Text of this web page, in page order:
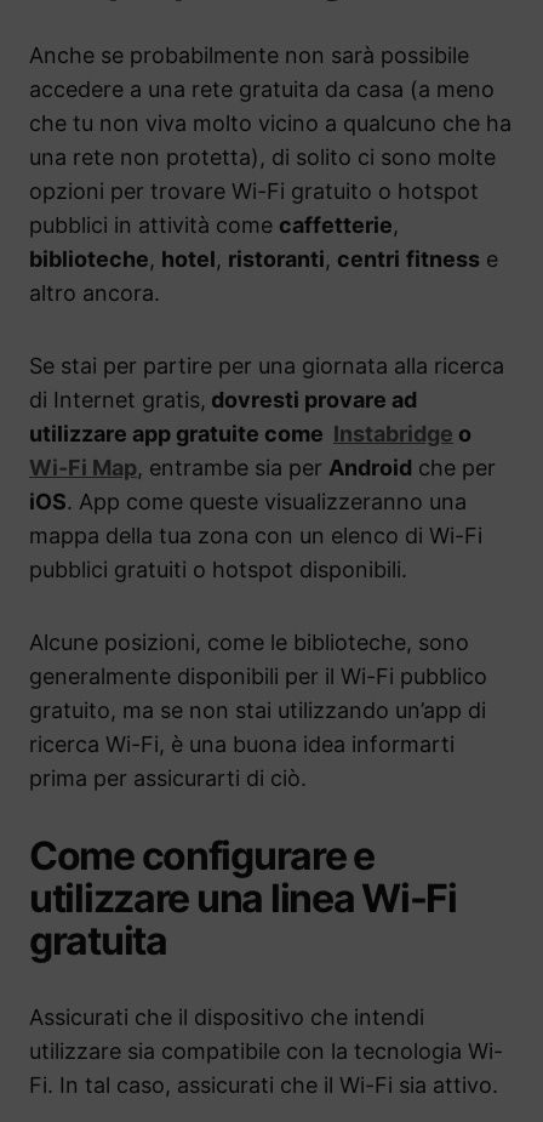
Anche se probabilmente non sarà possibile
accedere a una rete gratuita da casa (a meno
che tu non viva molto vicino a qualcuno che ha
una rete non protetta), di solito ci sono molte
opzioni per trovare Wi-Fi gratuito o hotspot
pubblici in attività come caffetterie,
biblioteche, hotel, ristoranti, centri fitness e
altro ancora.
Se stai per partire per una giornata alla ricerca
di Internet gratis, dovresti provare ad
utilizzare app gratuite come Instabridge o
Wi-Fi Map, entrambe sia per Android che per
iOS. App come queste visualizzeranno una
mappa della tua zona con un elenco di Wi-Fi
pubblici gratuiti o hotspot disponibili.
Alcune posizioni, come le biblioteche, sono
generalmente disponibili per il Wi-Fi pubblico
gratuito, ma se non stai utilizzando un’app di
ricerca Wi-Fi, è una buona idea informarti
prima per assicurarti di ciò.
Come configurare e
utilizzare una linea Wi-Fi
gratuita
Assicurati che il dispositivo che intendi
utilizzare sia compatibile con la tecnologia Wi-
Fi. In tal caso, assicurati che il Wi-Fi sia attivo.